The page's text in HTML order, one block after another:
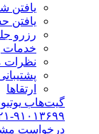
یافتن
یافتن
رزرو
خدمات
نظرات
ارتقاها
گیت‌هاب
۰۲۱-
درخواست